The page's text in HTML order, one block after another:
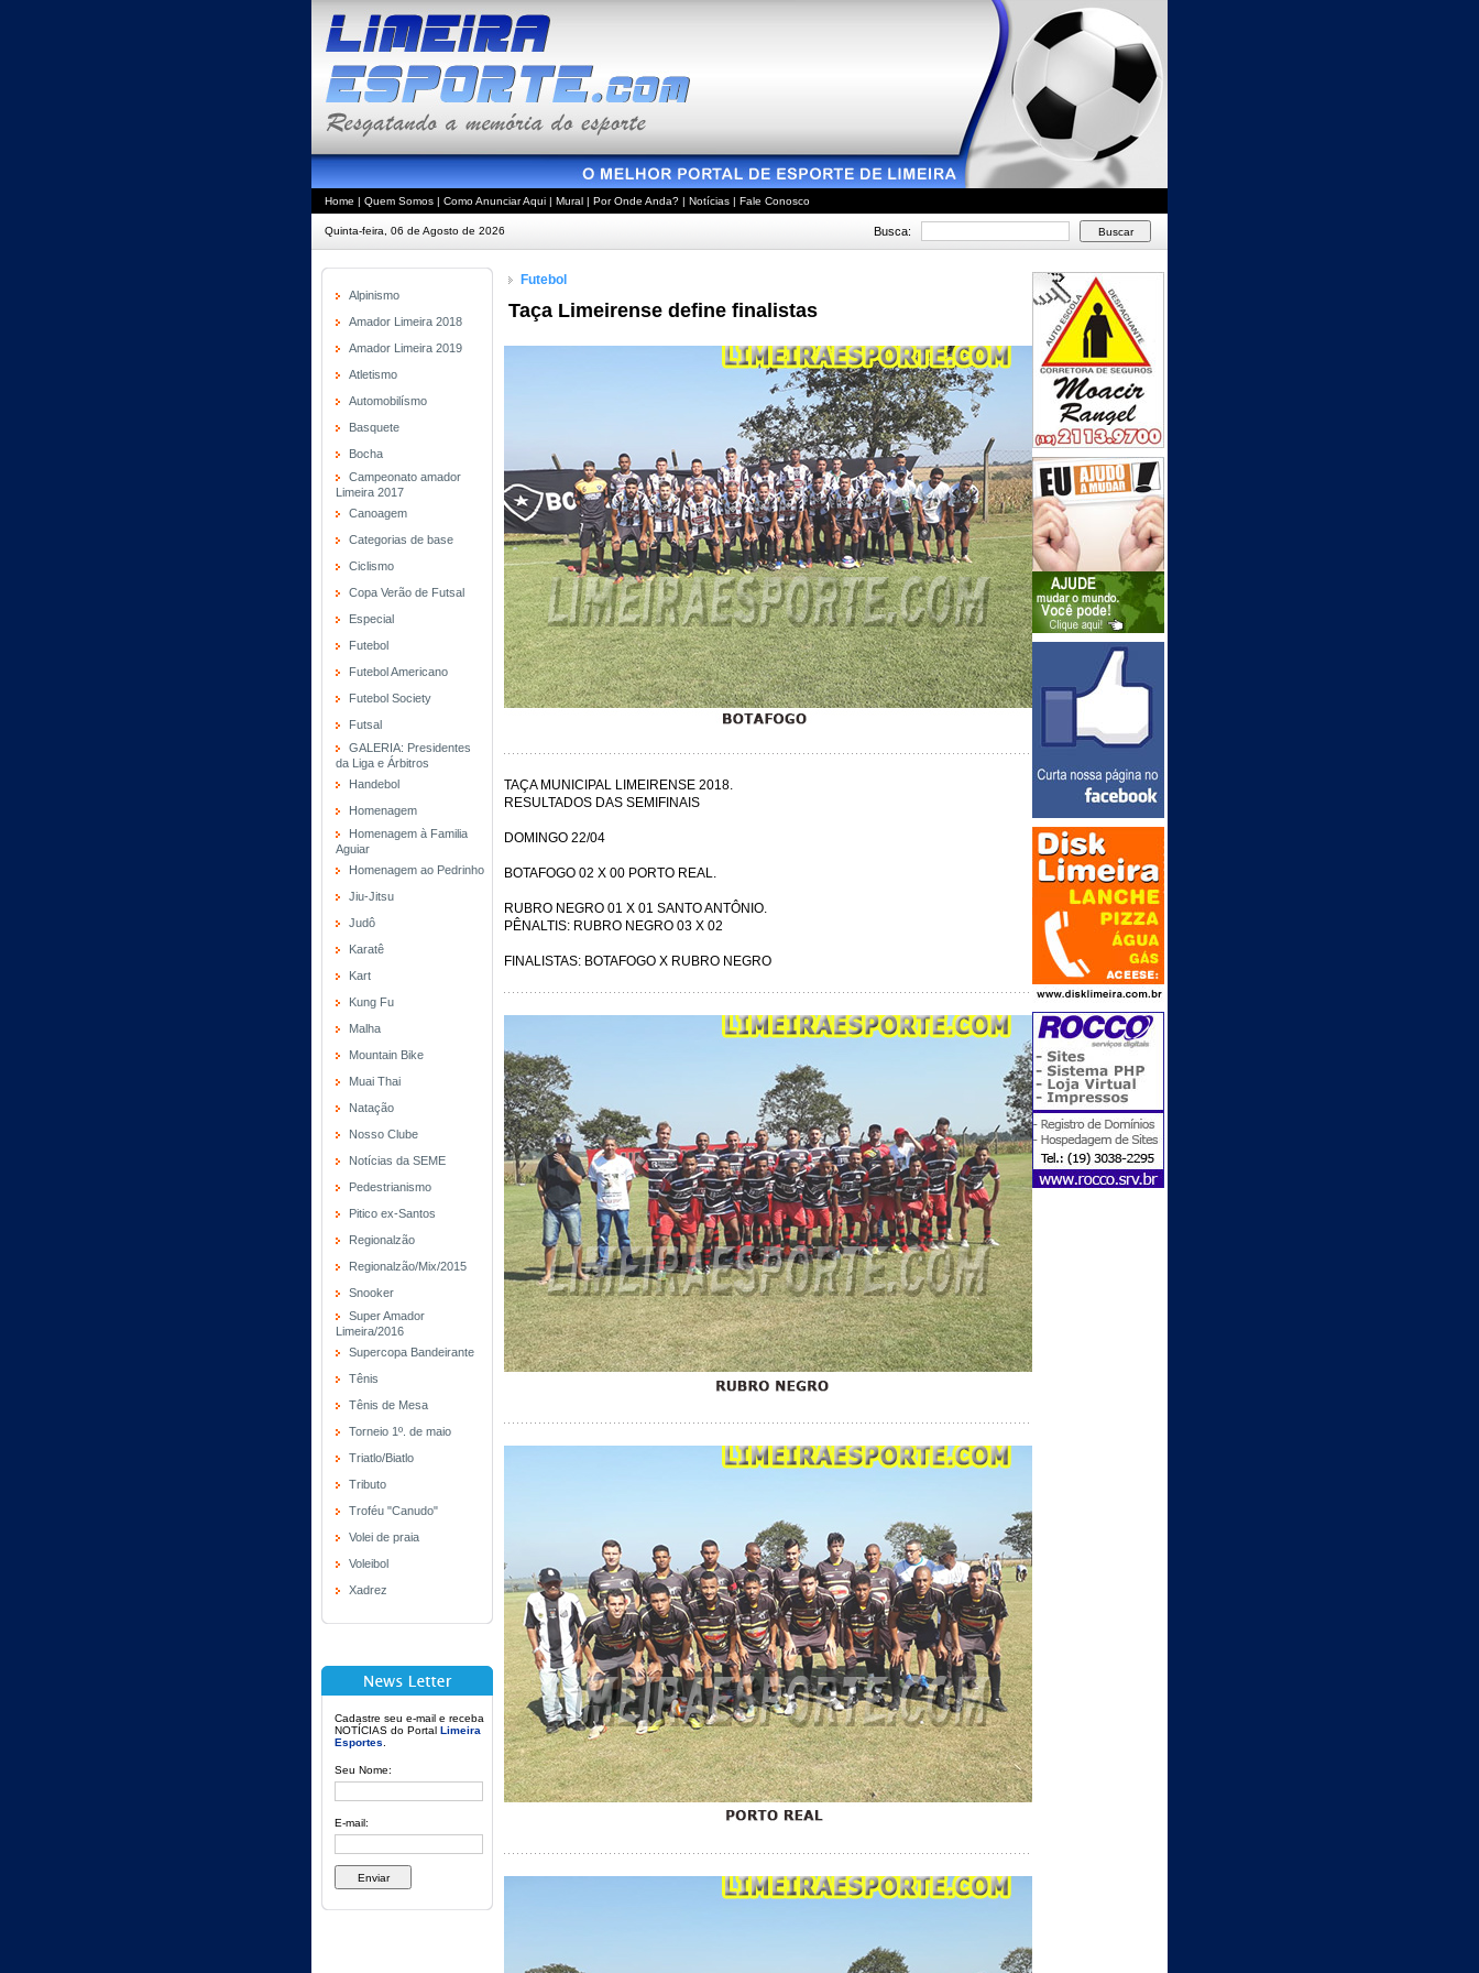
Home | Quem Somos | Como Anunciar Aqui | Mural | Por Onde Anda? | Notícias | Fale Conosco
Quinta-feira, 06 de Agosto de 2026 Busca:
Alpinismo
Amador Limeira 2018
Amador Limeira 2019
Atletismo
Automobilísmo
Basquete
Bocha
Campeonato amador
Limeira 2017
Canoagem
Categorias de base
Ciclismo
Copa Verão de Futsal
Especial
Futebol
Futebol Americano
Futebol Society
Futsal
GALERIA: Presidentes
da Liga e Árbitros
Handebol
Homenagem
Homenagem à Familia
Aguiar
Homenagem ao Pedrinho
Jiu-Jitsu
Judô
Karatê
Kart
Kung Fu
Malha
Mountain Bike
Muai Thai
Natação
Nosso Clube
Notícias da SEME
Pedestrianismo
Pitico ex-Santos
Regionalzão
Regionalzão/Mix/2015
Snooker
Super Amador
Limeira/2016
Supercopa Bandeirante
Tênis
Tênis de Mesa
Torneio 1º. de maio
Triatlo/Biatlo
Tributo
Troféu "Canudo"
Volei de praia
Voleibol
Xadrez
Cadastre seu e-mail e receba
NOTÍCIAS do Portal Limeira
Esportes
Seu Nome:
E-mail:
Futebol
Taça Limeirense define finalistas
TAÇA MUNICIPAL LIMEIRENSE 2018.
RESULTADOS DAS SEMIFINAIS
DOMINGO 22/04
BOTAFOGO 02 X 00 PORTO REAL.
RUBRO NEGRO 01 X 01 SANTO ANTÔNIO.
PÊNALTIS: RUBRO NEGRO 03 X 02
FINALISTAS: BOTAFOGO X RUBRO NEGRO